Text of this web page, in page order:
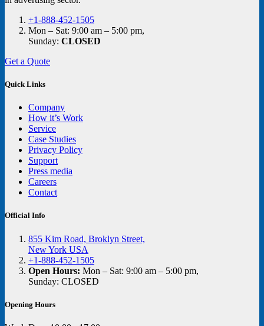
+1-888-452-1505
Mon – Sat: 9:00 am – 5:00 pm,
Sunday: CLOSED
Get a Quote
Quick Links
Company
How it’s Work
Service
Case Studies
Privacy Policy
Support
Press media
Careers
Contact
Official Info
855 Kim Road, Broklyn Street,
New York USA
+1-888-452-1505
Open Hours: Mon – Sat: 9:00 am – 5:00 pm,
Sunday: CLOSED
Opening Hours